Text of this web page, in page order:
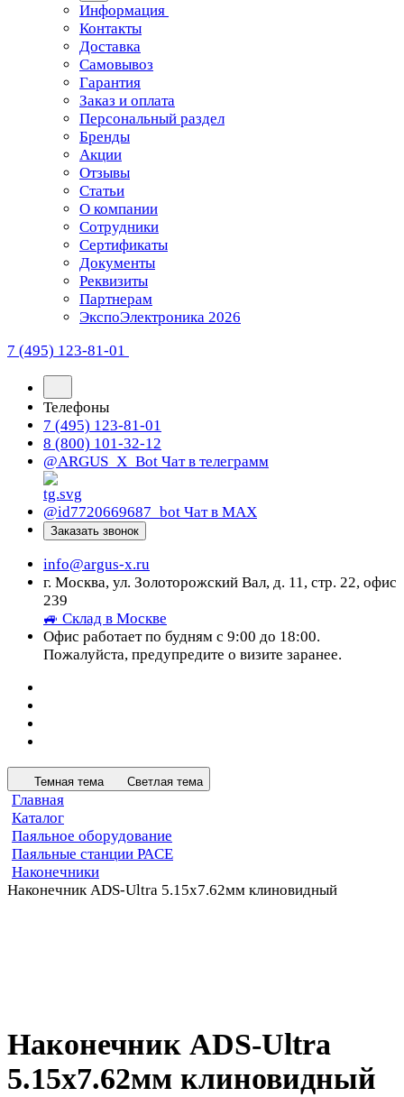
Информация
Контакты
Доставка
Самовывоз
Гарантия
Заказ и оплата
Персональный раздел
Бренды
Акции
Отзывы
Статьи
О компании
Сотрудники
Сертификаты
Документы
Реквизиты
Партнерам
ЭкспоЭлектроника 2026
7 (495) 123-81-01
Телефоны
7 (495) 123-81-01
8 (800) 101-32-12
@ARGUS_X_Bot Чат в телеграмм
@id7720669687_bot Чат в МАХ
Заказать звонок
info@argus-x.ru
г. Москва, ул. Золоторожский Вал, д. 11, стр. 22, офис
239
🚙 Склад в Москве
Офис работает по будням с 9:00 до 18:00.
Пожалуйста, предупредите о визите заранее.
Темная тема Светлая тема
Главная
Каталог
Паяльное оборудование
Паяльные станции PACE
Наконечники
Наконечник ADS-Ultra 5.15х7.62мм клиновидный
Наконечник ADS-Ultra
5.15х7.62мм клиновидный